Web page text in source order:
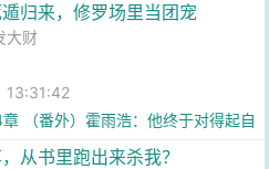
归来，修罗场里当团宠
大财
13:31:42
（番外）霍雨浩：他终于对得起自
从书里跑出来杀我？